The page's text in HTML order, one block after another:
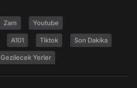
Zam Youtube
A101 Tiktok Son Dakika
Gezilecek Yerler